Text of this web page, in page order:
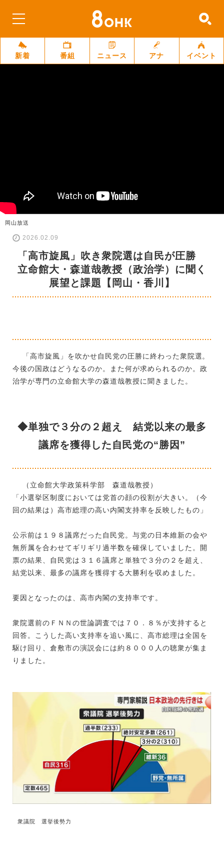
新着 番組 ニュース アナ イベント
岡山放送
2026.02.09
「高市旋風」吹き衆院選は自民が圧勝
立命館大・森道哉教授（政治学）に聞く
展望と課題【岡山・香川】
「高市旋風」を吹かせ自民党の圧勝に終わった衆院選。
今後の国政はどうなるのか。また何が求められるのか。政
治学が専門の立命館大学の森道哉教授に聞きました。
◆単独で３分の２超え 結党以来の最多
議席を獲得した自民党の“勝因”
（立命館大学政策科学部 森道哉教授）
「小選挙区制度においては党首の顔の役割が大きい。（今
回の結果は）高市総理の高い内閣支持率を反映したもの」
公示前は１９８議席だった自民党。与党の日本維新の会や
無所属を合わせてギリギリ過半数を確保していました。開
票の結果、自民党は３１６議席と単独で３分の２を超え、
結党以来、最多の議席を獲得する大勝利を収めました。
要因となったのは、高市内閣の支持率です。
衆院選前のＦＮＮの世論調査では７０．８％が支持すると
回答。こうした高い支持率を追い風に、高市総理は全国を
駆け回り、倉敷市の演説会には約８０００人の聴衆が集ま
りました。
衆議院 選挙後勢力